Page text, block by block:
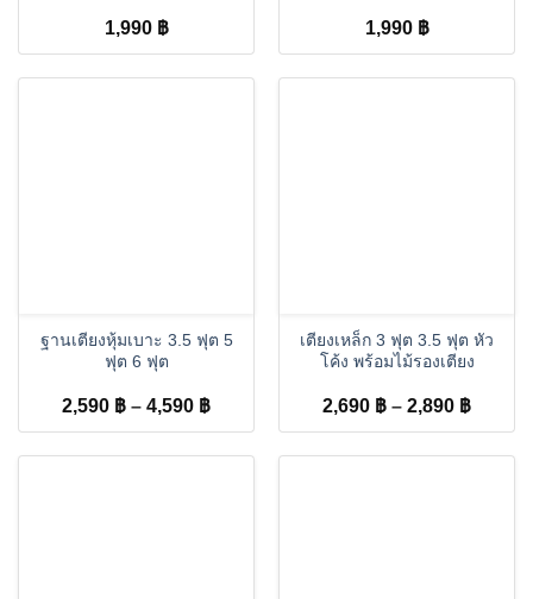
1,990 ฿ 1,990 ฿
ฐานเตียงหุ้มเบาะ 3.5 ฟุต 5
ฟุต 6 ฟุต
2,590 ฿ – 4,590 ฿Price
range:
เตียงเหล็ก 3 ฟุต 3.5 ฟุต หัว
โค้ง พร้อมไม้รองเตียง
2,690 ฿ – 2,890 ฿Price
range: